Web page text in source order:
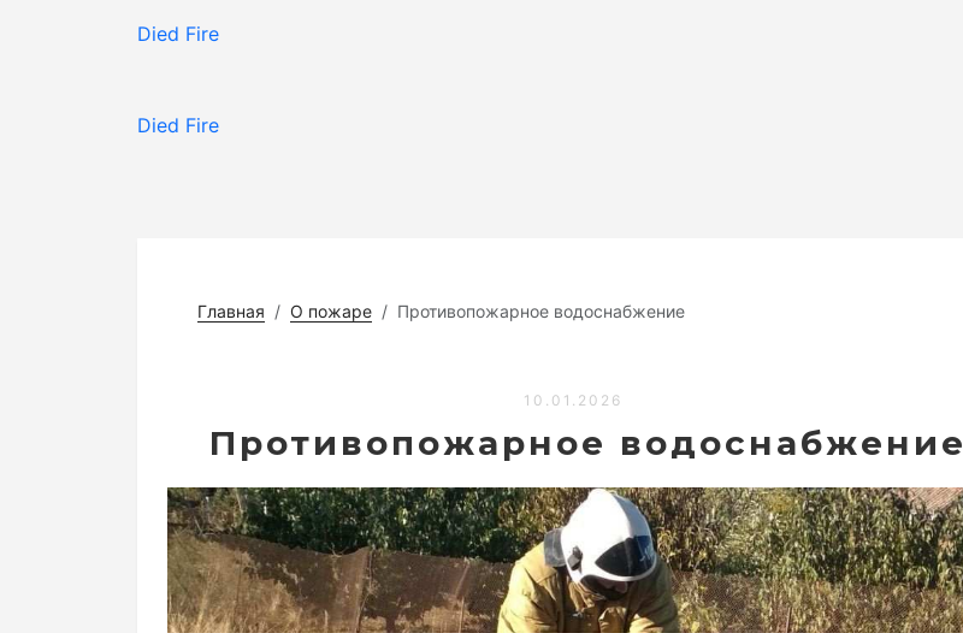
Died Fire
Died Fire
Главная О пожаре Противопожарное водоснабжение
10.01.2026
Противопожарное водоснабжение